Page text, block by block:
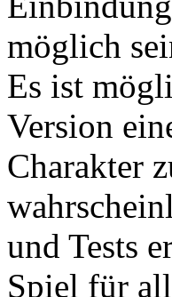
möglich
Es ist
Version
Charakter
und Tests
Spiel für